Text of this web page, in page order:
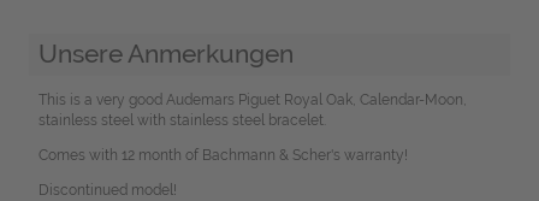
Unsere Anmerkungen
This is a very good Audemars Piguet Royal Oak, Calendar-Moon,
stainless steel with stainless steel bracelet.
Comes with 12 month of Bachmann & Scher's warranty!
Discontinued model!